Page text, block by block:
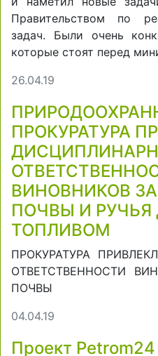
Правительством по
задач. Были очень
которые стоят перед
26.04.19
ПРОКУРАТУРА
ВИНОВНИКОВ
ПОЧВЫ И
ТОПЛИВОМ
ПРОКУРАТУРА
ОТВЕТСТВЕННОСТИ
ПОЧВЫ
04.04.19
Проект